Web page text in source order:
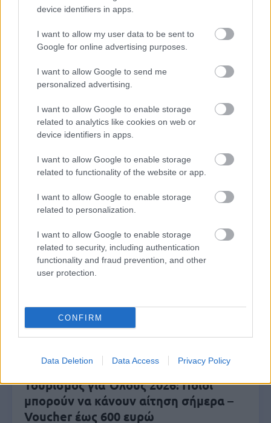
device identifiers in apps.
I want to allow my user data to be sent to
Google for online advertising purposes.
I want to allow Google to send me
personalized advertising.
I want to allow Google to enable storage
related to analytics like cookies on web or
device identifiers in apps.
I want to allow Google to enable storage
related to functionality of the website or app.
I want to allow Google to enable storage
related to personalization.
I want to allow Google to enable storage
related to security, including authentication
functionality and fraud prevention, and other
user protection.
CONFIRM
Data Deletion Data Access Privacy Policy
ΑΣΕΠ: Εξ αποστάσεως η πιο Εύκολη
Πιστοποίηση Υπολογιστών σε 2
μέρες
Μάθε πρώτος όλες τις σημαντικές
ειδήσεις.
Βάλε το proson.gr στα αποτελέσματα
αναζήτησης της Google
Δημοφιλείς Ειδήσεις
Τι σημαίνει η λέξη «ευκτός»
Τουρισμός για Όλους 2026: Ποιοι
μπορούν να κάνουν αίτηση σήμερα –
Voucher έως 600 ευρώ